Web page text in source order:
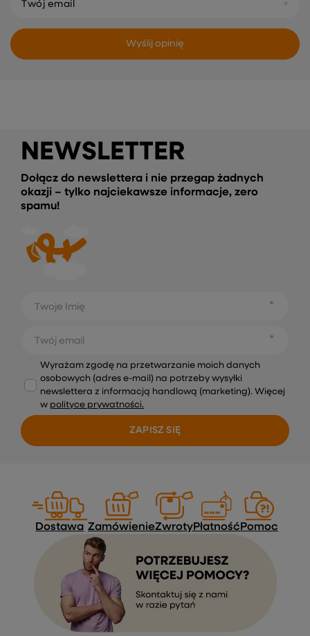
Twój email
Wyślij opinię
NEWSLETTER
Dołącz do newslettera i nie przegap żadnych
okazji – tylko najciekawsze informacje, zero
spamu!
Twoje Imię
Twój email
Wyrażam zgodę na przetwarzanie moich danych
osobowych (adres e-mail) na potrzeby wysyłki
newslettera z informacją handlową (marketing). Więcej
w polityce prywatności.
ZAPISZ SIĘ
Dostawa ZamówienieZwrotyPłatnośćPomoc